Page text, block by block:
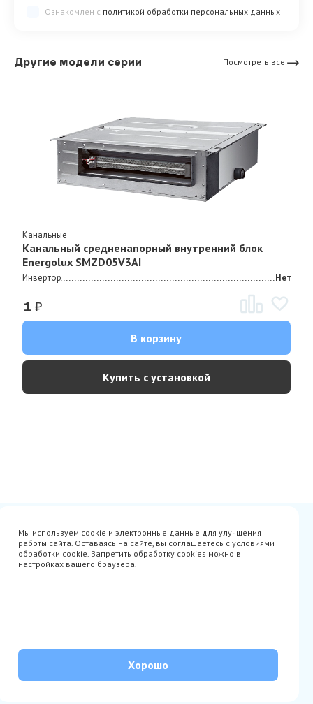
Ознакомлен с политикой обработки персональных данных
Другие модели серии Посмотреть все
Канальные
Канальный средненапорный внутренний блок
Energolux SMZD05V3AI
Инвертор Нет
1 ₽
В корзину
Купить с установкой
Avito
Акции
Гарантия
Оплата
Производители
Политика обработки персональных данных
Согласие на обработку персональных данных
Мы используем cookie и электронные данные для улучшения
работы сайта. Оставаясь на сайте, вы соглашаетесь с условиями
обработки cookie. Запретить обработку cookies можно в
настройках вашего браузера.
Хорошо